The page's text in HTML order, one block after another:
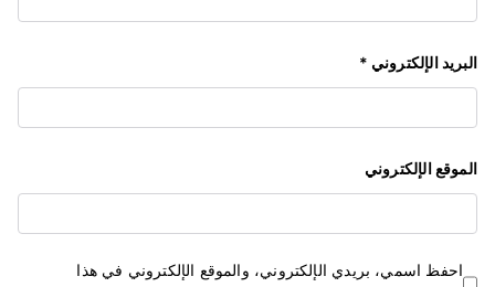
البريد الإلكتروني *
الموقع الإلكتروني
احفظ اسمي، بريدي الإلكتروني، والموقع الإلكتروني في هذا